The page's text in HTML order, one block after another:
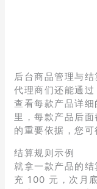
后台商品管理与结
代理商们还能通过
查看每款产品详
里，每款产品后
的重要依据，您可
结算规则示例
就拿一款产品的
充 100 元，次月